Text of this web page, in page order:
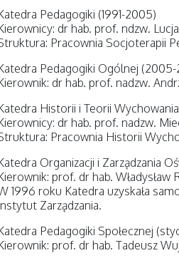
Pedagogiki (1991-2005)
dr hab. prof. ndzw.
Pracownia Socjoterapii
Pedagogiki Ogólnej (2005-
dr hab. prof. nadzw.
Historii i Teorii Wychowania
dr hab. prof. nadzw.
Pracownia Historii
Organizacji i Zarządzania
prof. dr hab. Władysław
1996 roku Katedra uzyskała
Zarządzania.
Pedagogiki Społecznej
prof. dr hab. Tadeusz